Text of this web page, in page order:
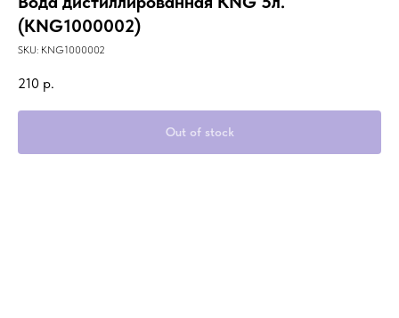
(KNG1000002)
SKU: KNG1000002
210 р.
Out of stock